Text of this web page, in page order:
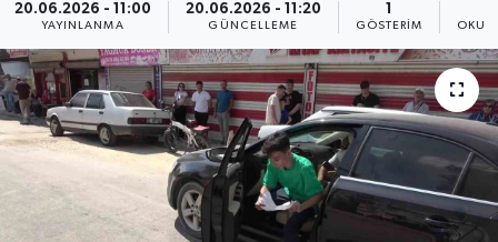
20.06.2026 - 11:00
YAYINLANMA
20.06.2026 - 11:20
GÜNCELLEME
1
GÖSTERIM